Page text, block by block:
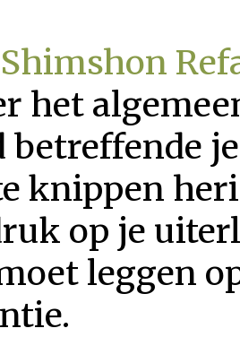
het
betreffende
knippen
op je
leggen